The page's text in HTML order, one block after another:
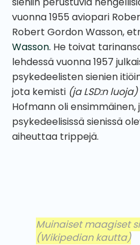
vuonna 1955 aviopari
Robert Gordon Wasson,
Wasson. He toivat
lehdessä vuonna 1957
psykedeelisten sienien
jota kemisti (ja LSD:n luoja)
Hofmann oli ensimmäinen,
psykedeelisissä sienissä
aiheuttaa trippejä.
Muinaiset maagiset
(Wikipedian kautta)